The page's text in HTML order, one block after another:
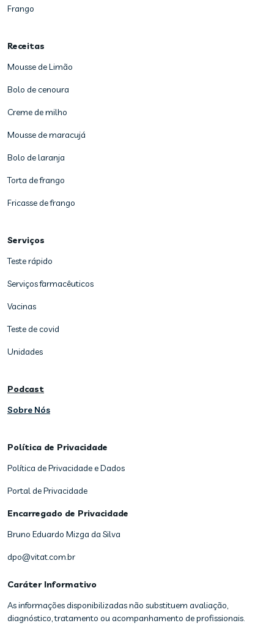
Frango
Receitas
Mousse de Limão
Bolo de cenoura
Creme de milho
Mousse de maracujá
Bolo de laranja
Torta de frango
Fricasse de frango
Serviços
Teste rápido
Serviços farmacêuticos
Vacinas
Teste de covid
Unidades
Podcast
Sobre Nós
Política de Privacidade
Política de Privacidade e Dados
Portal de Privacidade
Encarregado de Privacidade
Bruno Eduardo Mizga da Silva
dpo@vitat.com.br
Caráter Informativo
As informações disponibilizadas não substituem avaliação,
diagnóstico, tratamento ou acompanhamento de profissionais.